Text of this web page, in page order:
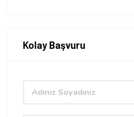
Kolay Başvuru